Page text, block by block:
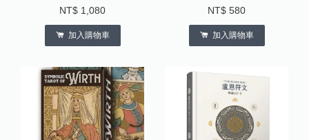
NT$ 1,080
加入購物車
NT$ 580
加入購物車